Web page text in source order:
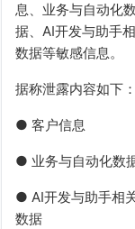
息、业务与自动化
据、AI开发与助手
数据等敏感信息。
据称泄露内容如下
● 客户信息
● 业务与自动化数
● AI开发与助手相
数据